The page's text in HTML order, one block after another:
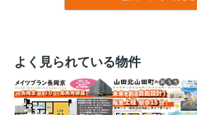
よく見られている物件